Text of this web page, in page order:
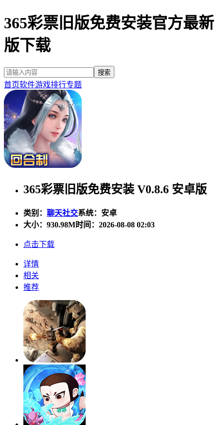
365彩票旧版免费安装官方最新
版下载
首页软件游戏排行专题
365彩票旧版免费安装 V0.8.6 安卓版
类别： 聊天社交系统：安卓
大小： 930.98M时间：2026-08-08 02:03
点击下载
详情
相关
推荐